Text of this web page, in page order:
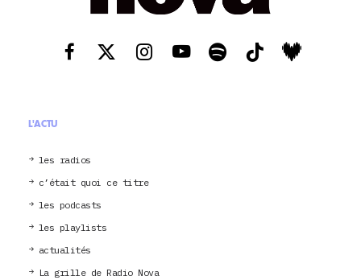
L'ACTU
les radios
c’était quoi ce titre
les podcasts
les playlists
actualités
La grille de Radio Nova